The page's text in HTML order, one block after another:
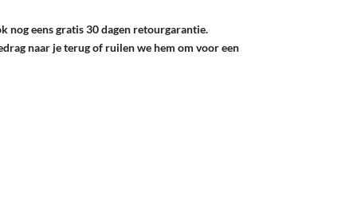
nog eens gratis 30 dagen retourgarantie.
naar je terug of ruilen we hem om voor een